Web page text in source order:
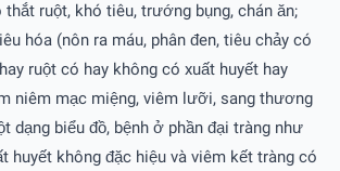
thắt ruột, khó tiêu, trướng bụng, chán ăn;
hóa (nôn ra máu, phân đen, tiêu chảy có
ruột có hay không có xuất huyết hay
niêm mạc miệng, viêm lưỡi, sang thương
dạng biểu đồ, bệnh ở phần đại tràng như
huyết không đặc hiệu và viêm kết tràng có